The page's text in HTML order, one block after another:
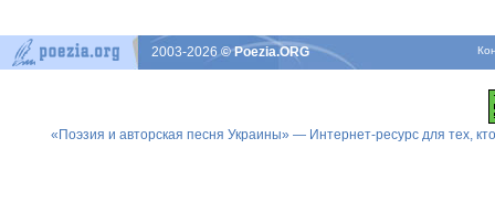
2003-2026© Poezia.ORG
«Поэзия и авторская песня Украины» — Интернет-ресурс для тех,